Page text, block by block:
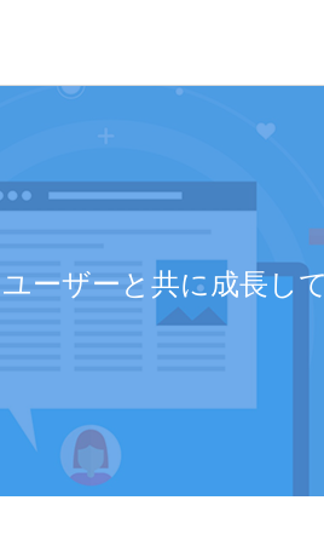
ーザーと共に成長し